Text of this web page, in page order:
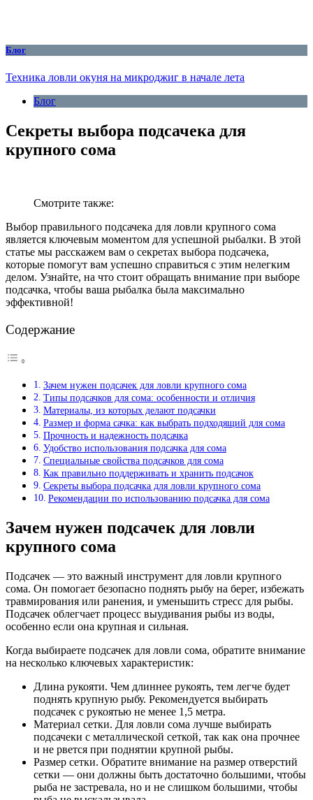
Блог
Техника ловли окуня на микроджиг в начале лета
Блог
Секреты выбора подсачека для
крупного сома
Смотрите также:
Выбор правильного подсачека для ловли крупного сома
является ключевым моментом для успешной рыбалки. В этой
статье мы расскажем вам о секретах выбора подсачека,
которые помогут вам успешно справиться с этим нелегким
делом. Узнайте, на что стоит обращать внимание при выборе
подсачка, чтобы ваша рыбалка была максимально
эффективной!
Содержание
Зачем нужен подсачек для ловли крупного сома
Типы подсачков для сома: особенности и отличия
Материалы, из которых делают подсачки
Размер и форма сачка: как выбрать подходящий для сома
Прочность и надежность подсачка
Удобство использования подсачка для сома
Специальные свойства подсачков для сома
Как правильно поддерживать и хранить подсачок
Секреты выбора подсачка для ловли крупного сома
Рекомендации по использованию подсачка для сома
Зачем нужен подсачек для ловли
крупного сома
Подсачек — это важный инструмент для ловли крупного
сома. Он помогает безопасно поднять рыбу на берег, избежать
травмирования или ранения, и уменьшить стресс для рыбы.
Подсачек облегчает процесс выудивания рыбы из воды,
особенно если она крупная и сильная.
Когда выбираете подсачек для ловли сома, обратите внимание
на несколько ключевых характеристик:
Длина рукояти. Чем длиннее рукоять, тем легче будет
поднять крупную рыбу. Рекомендуется выбирать
подсачек с рукоятью не менее 1,5 метра.
Материал сетки. Для ловли сома лучше выбирать
подсачеки с металлической сеткой, так как она прочнее
и не рвется при поднятии крупной рыбы.
Размер сетки. Обратите внимание на размер отверстий
сетки — они должны быть достаточно большими, чтобы
рыба не застревала, но и не слишком большими, чтобы